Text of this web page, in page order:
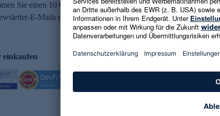
Sie einen 10 € Gutschein. Eine Abmeldung ist jederzeit in
E-Mails möglich.
einkaufen